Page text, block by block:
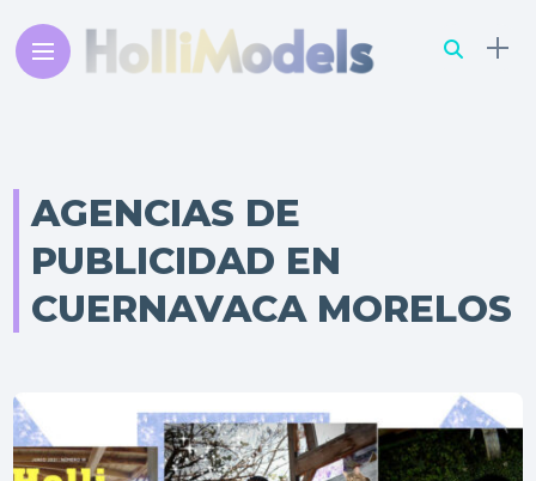
AGENCIAS DE
PUBLICIDAD EN
CUERNAVACA MORELOS